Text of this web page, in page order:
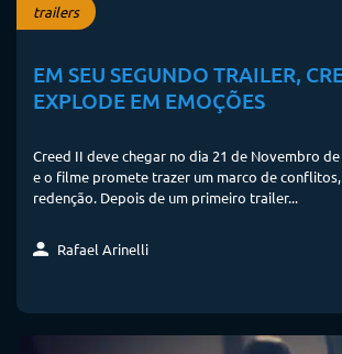
trailers
EM SEU SEGUNDO TRAILER,
EXPLODE EM EMOÇÕES
Creed II deve chegar no dia 21 de Novembro de
e o filme promete trazer um marco de
redenção. Depois de um primeiro trailer...
Rafael Arinelli